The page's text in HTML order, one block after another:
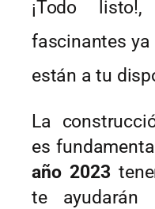
¡Todo
fascinantes ya
están a tu
La
es
año 2023
te ayudarán